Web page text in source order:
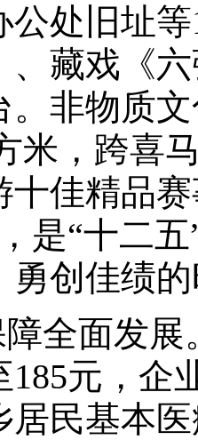
公处旧址
、藏戏《
。非物质
米，跨喜
十佳精品
是“十二
勇创佳绩
全面发展
185元，企
居民基本